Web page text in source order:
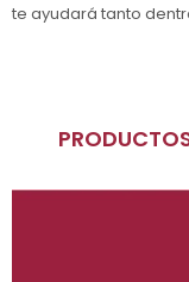
te ayudará tanto